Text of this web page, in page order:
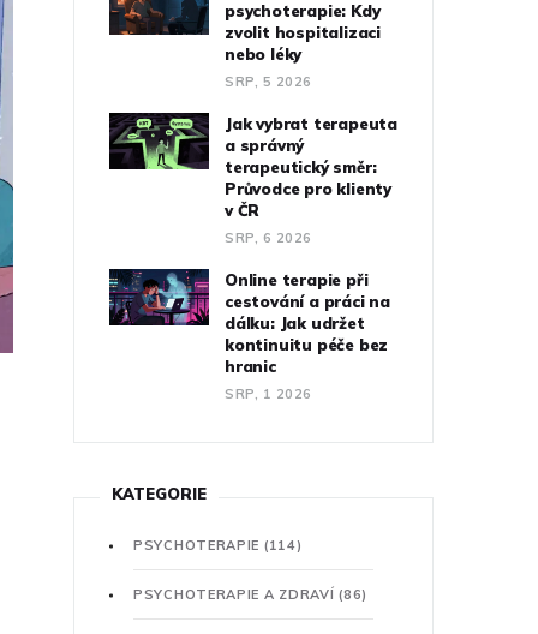
psychoterapie: Kdy
zvolit hospitalizaci
nebo léky
SRP, 5 2026
Jak vybrat terapeuta
a správný
terapeutický směr:
Průvodce pro klienty
v ČR
SRP, 6 2026
Online terapie při
cestování a práci na
dálku: Jak udržet
kontinuitu péče bez
hranic
SRP, 1 2026
KATEGORIE
PSYCHOTERAPIE (114)
PSYCHOTERAPIE A ZDRAVÍ(86)